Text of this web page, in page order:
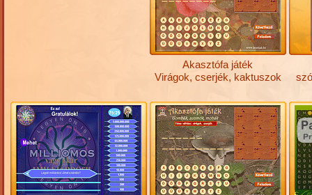
Akasztófa játék
Virágok, cserjék, kaktuszok